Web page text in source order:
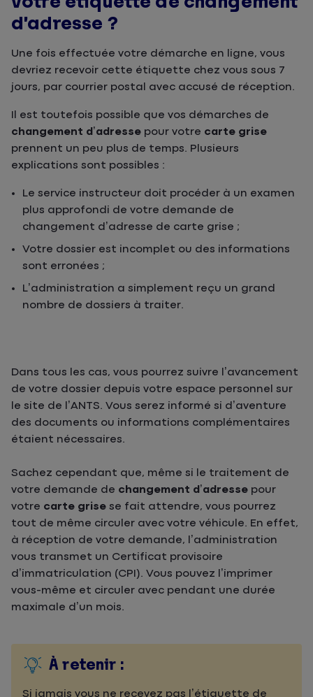
d’adresse ?
Une fois effectuée votre démarche en ligne, vous
devriez recevoir cette étiquette chez vous sous 7
jours, par courrier postal avec accusé de réception.
Il est toutefois possible que vos démarches de
changement d’adresse pour votre carte grise
prennent un peu plus de temps. Plusieurs
explications sont possibles :
Le service instructeur doit procéder à un examen
plus approfondi de votre demande de
changement d’adresse de carte grise ;
Votre dossier est incomplet ou des informations
sont erronées ;
L’administration a simplement reçu un grand
nombre de dossiers à traiter.
Dans tous les cas, vous pourrez suivre l’avancement
de votre dossier depuis votre espace personnel sur
le site de l’ANTS. Vous serez informé si d’aventure
des documents ou informations complémentaires
étaient nécessaires.
Sachez cependant que, même si le traitement de
votre demande de changement d’adresse pour
votre carte grise se fait attendre, vous pourrez
tout de même circuler avec votre véhicule. En effet,
à réception de votre demande, l’administration
vous transmet un Certificat provisoire
d’immatriculation (CPI). Vous pouvez l’imprimer
vous-même et circuler avec pendant une durée
maximale d’un mois.
À retenir :
Si jamais vous ne recevez pas l’étiquette de